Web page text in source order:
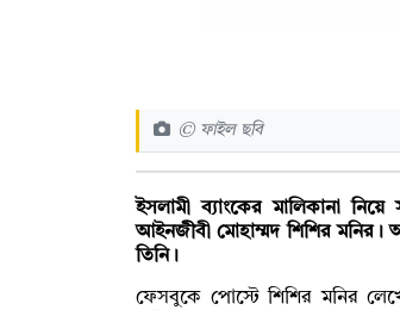
© ফাইল ছবি
ইসলামী ব্যাংকের মালিকানা
আইনজীবী মোহাম্মদ শিশির
তিনি।
ফেসবুকে পোস্টে শিশির মনির